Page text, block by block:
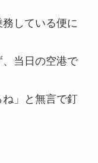
している便に
当日の空港で
」と無言で釘